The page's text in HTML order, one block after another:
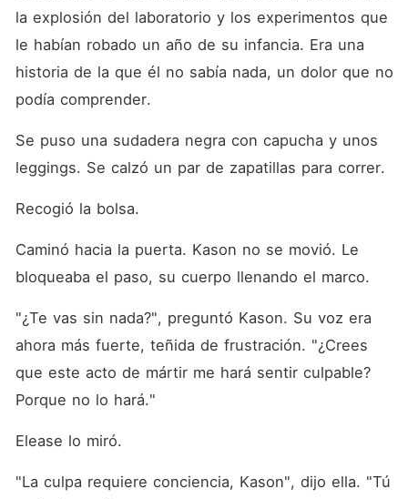
la explosión del laboratorio y los experimentos que
le habían robado un año de su infancia. Era una
historia de la que él no sabía nada, un dolor que no
podía comprender.
Se puso una sudadera negra con capucha y unos
leggings. Se calzó un par de zapatillas para correr.
Recogió la bolsa.
Caminó hacia la puerta. Kason no se movió. Le
bloqueaba el paso, su cuerpo llenando el marco.
"¿Te vas sin nada?", preguntó Kason. Su voz era
ahora más fuerte, teñida de frustración. "¿Crees
que este acto de mártir me hará sentir culpable?
Porque no lo hará."
Elease lo miró.
"La culpa requiere conciencia, Kason", dijo ella. "Tú